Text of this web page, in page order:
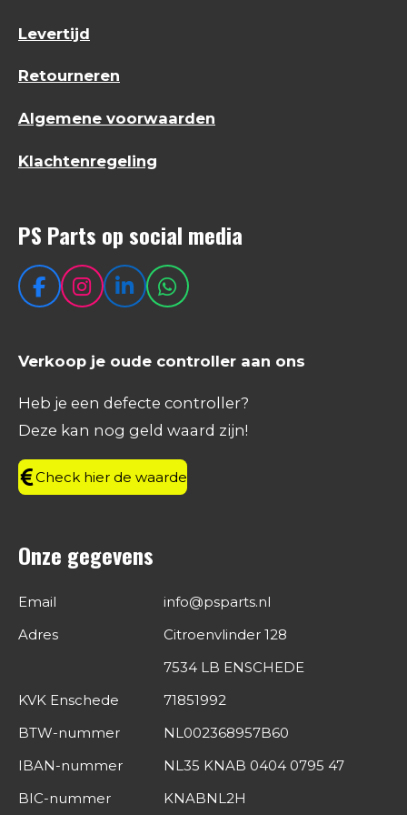
Levertijd
Retourneren
Algemene voorwaarden
Klachtenregeling
PS Parts op social media
F
a
e
o
o
k
I
n
t
a
r
a
m
L
i
k
d
I
n
W
h
t
p
p
Verkoop je oude controller aan ons
Heb je een defecte controller?
Deze kan nog geld waard zijn!
Check hier de waarde
Onze gegevens
Email
info@psparts.nl
Adres
Citroenvlinder 128
7534 LB ENSCHEDE
KVK Enschede
71851992
BTW-nummer
NL002368957B60
IBAN-nummer
NL35 KNAB 0404 0795 47
BIC-nummer
KNABNL2H